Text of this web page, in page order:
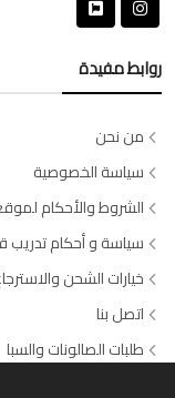
روابط مفيدة
من نحن
سياسة الخصوصية
الشروط والأحكام
سياسة و أحكام تدريب
خيارات الشحن
اتصل بنا
طلبات الصالونات والسبا